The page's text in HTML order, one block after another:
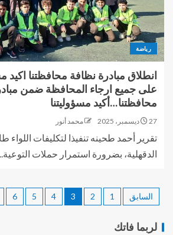
رياضة
انطلاق مبادرة نظافة محافظتنا اكيد
على جميع ارجاء المحافظة ضمن
محافظتنا…أكيد مسؤوليتنا
27 ديسمبر، 2025 محمد أنور
تقرير أحمد طحينه تنفيذا لتكليفات
الدقهلية، بضرورة استمرار حملات
السابق 1
2
3
4
5
6
لربما فاتك